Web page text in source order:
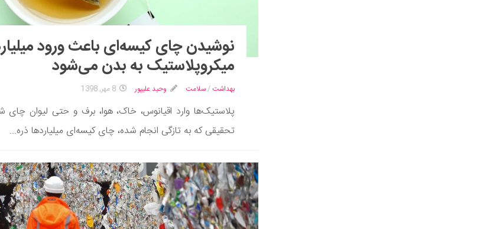
نوشیدن چای کیسه‌ای باعث ورود
میکروپلاستیک به بدن می‌شود
بهداشت /سلامت وحید علیپور 8 مهر, 1398
پلاستیک‌ها وارد اقیانوس، خاک، هوا، برف و حتی لیوان چای
تحقیقی که به تازگی انجام شده، چای کیسه‌ای میلیاردها ذره...